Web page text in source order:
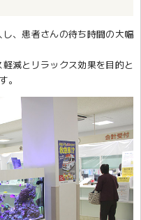
、患者さんの待ち時間の大幅
減とリラックス効果を目的と
。